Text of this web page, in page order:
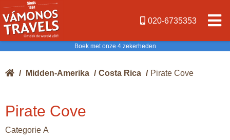
020-6735353
Boek met onze 4 zekerheden
/ Midden-Amerika / Costa Rica / Pirate Cove
Pirate Cove
Categorie A